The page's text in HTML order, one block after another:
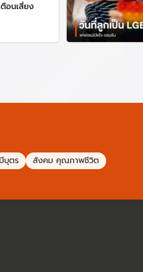
อนเสี่ยง
บุตร สังคม คุณภาพชีวิต